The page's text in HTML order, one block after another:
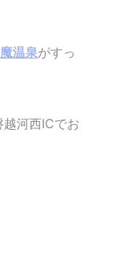
温泉がすっ
河西ICでお